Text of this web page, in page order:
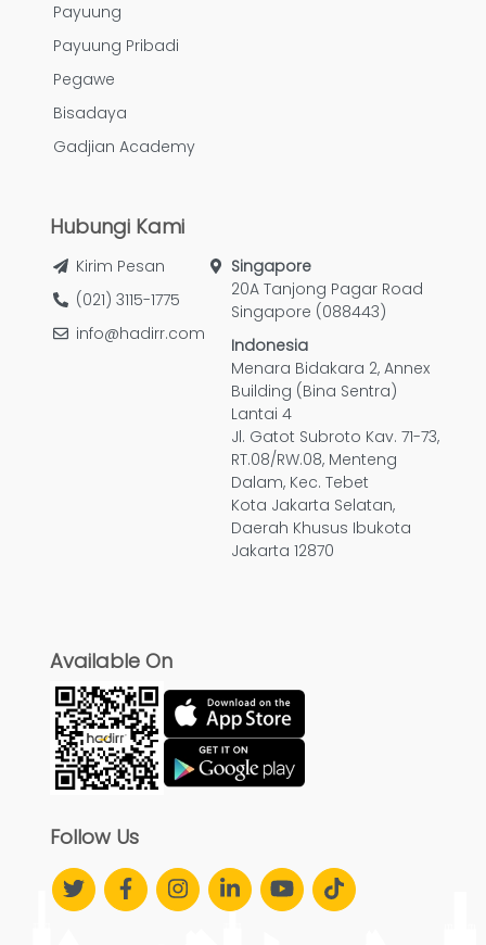
Payuung
Payuung Pribadi
Pegawe
Bisadaya
Gadjian Academy
Hubungi Kami
Kirim Pesan
(021) 3115-1775
info@hadirr.com
Singapore
20A Tanjong Pagar Road
Singapore (088443)
Indonesia
Menara Bidakara 2, Annex
Building (Bina Sentra)
Lantai 4
Jl. Gatot Subroto Kav. 71-73,
RT.08/RW.08, Menteng
Dalam, Kec. Tebet
Kota Jakarta Selatan,
Daerah Khusus Ibukota
Jakarta 12870
Available On
Follow Us